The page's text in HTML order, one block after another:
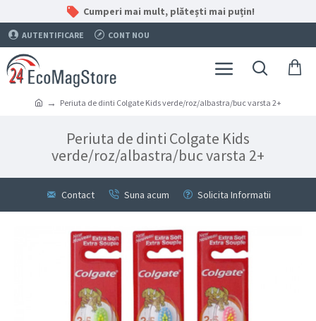
Cumperi mai mult, plătești mai puțin!
AUTENTIFICARE CONT NOU
Periuta de dinti Colgate Kids verde/roz/albastra/buc varsta 2+
Periuta de dinti Colgate Kids
verde/roz/albastra/buc varsta 2+
Contact Suna acum Solicita Informatii